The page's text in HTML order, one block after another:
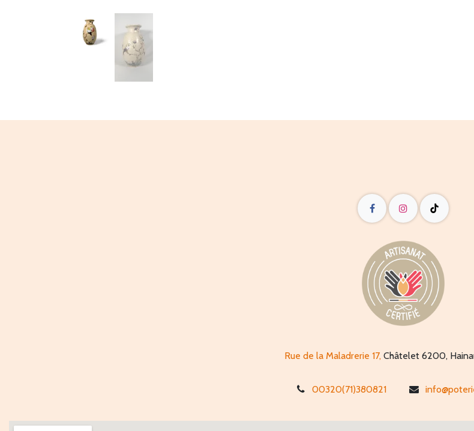
Rue de la Maladrerie 17, Châtelet 6200,
00320(71)380821